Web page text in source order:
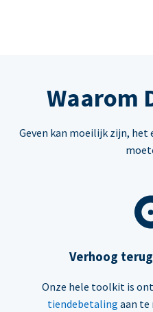
Waarom
Geven kan moeilijk zijn,
Verhoog
Onze hele toolkit is
tiendebetaling aan te